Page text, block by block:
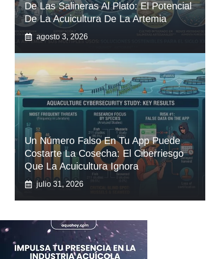
De Las Salineras Al Plato: El Potencial
De La Acuicultura De La Artemia
agosto 3, 2026
Un Número Falso En Tu App Puede
Costarte La Cosecha: El Ciberriesgo
Que La Acuicultura Ignora
julio 31, 2026